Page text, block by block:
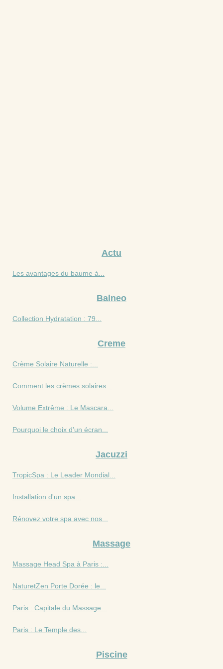
Actu
Les avantages du baume à...
Balneo
Collection Hydratation : 79...
Creme
Crème Solaire Naturelle :...
Comment les crèmes solaires...
Volume Extrême : Le Mascara...
Pourquoi le choix d'un écran...
Jacuzzi
TropicSpa : Le Leader Mondial...
Installation d'un spa...
Rénovez votre spa avec nos...
Massage
Massage Head Spa à Paris :...
NaturetZen Porte Dorée : le...
Paris : Capitale du Massage...
Paris : Le Temple des...
Piscine